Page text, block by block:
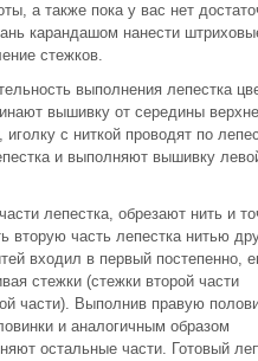
а также пока у вас нет
карандашом нанести
стежков.
выполнения лепестка
вышивку от середины
с ниткой проводят по
и выполняют вышивку
лепестка, обрезают нить и
часть лепестка нитью
входил в первый постепенно,
стежки (стежки второй части
части). Выполнив правую
и аналогичным образом
остальные части. Готовый